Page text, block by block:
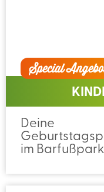
Special
Deine
im Barfußpark